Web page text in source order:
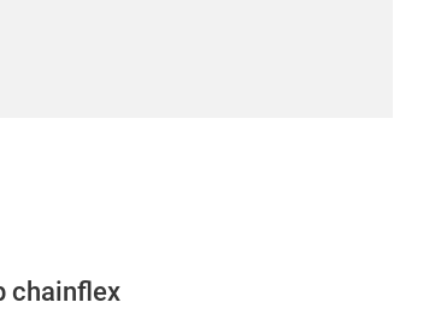
chainflex